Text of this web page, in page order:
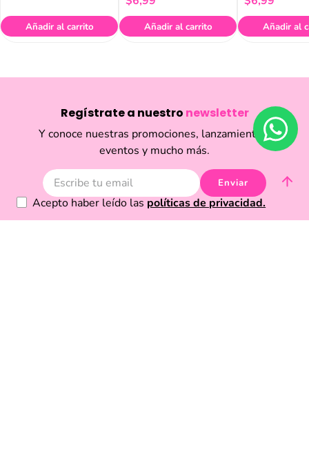
Añadir al carrito Añadir al carrito Añadir al
Regístrate a nuestro newsletter
Y conoce nuestras promociones, lanzamientos,
eventos y mucho más.
Enviar
Acepto haber leído las políticas de privacidad.